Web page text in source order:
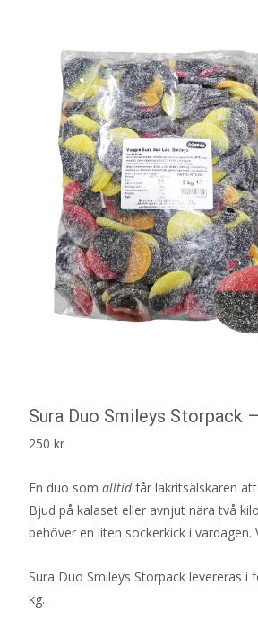
Sura Duo Smileys Storpack
250 kr
En duo som alltidfår lakritsälskaren
Bjud på kalaset eller avnjut nära två
behöver en liten sockerkick i vardagen.
Sura Duo Smileys Storpack levereras i
kg.